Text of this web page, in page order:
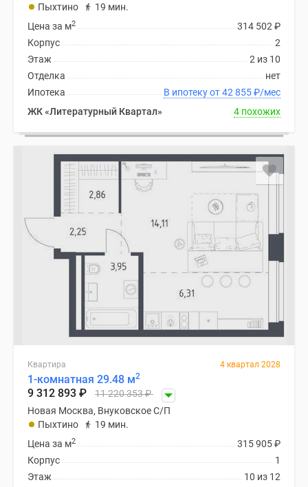
Пыхтино
19 мин.
314 502 ₽
Цена за м2
2
Корпус
2 из 10
Этаж
нет
Отделка
В ипотеку от 42 855₽/мес
Ипотека
ЖК «Литературный Квартал»
4 похожих
Квартира 4 квартал 2028
1-комнатная 29.48 м2
9 312 893 ₽ 11 220 353₽
Новая Москва, Внуковское С/П
Пыхтино
19 мин.
315 905₽
Цена за м2
1
Корпус
10 из 12
Этаж